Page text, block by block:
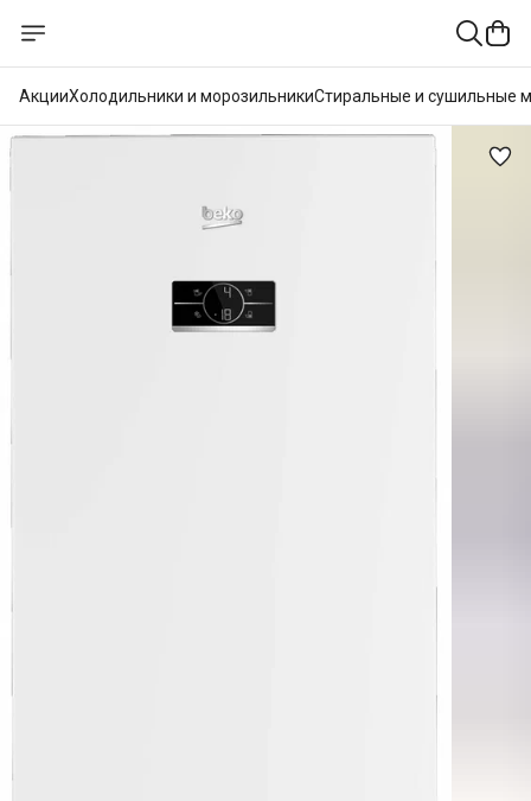
АкцииХолодильники и морозильникиСтиральные и сушильные